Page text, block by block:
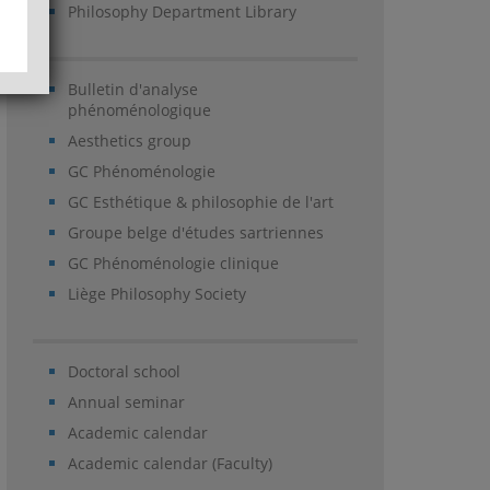
Philosophy Department Library
Bulletin d'analyse
phénoménologique
Aesthetics group
GC Phénoménologie
GC Esthétique & philosophie de l'art
Groupe belge d'études sartriennes
GC Phénoménologie clinique
Liège Philosophy Society
Doctoral school
Annual seminar
Academic calendar
Academic calendar (Faculty)